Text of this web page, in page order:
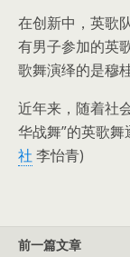
在创新中，英歌
有男子参加的英
歌舞演绎的是穆
近年来，随着社
华战舞”的英歌
社 李怡青)
前一篇文章